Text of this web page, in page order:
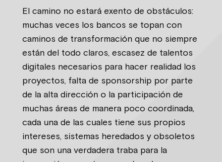
El camino no estará exento de obstáculos:
muchas veces los bancos se topan con
caminos de transformación que no siempre
están del todo claros, escasez de talentos
digitales necesarios para hacer realidad los
proyectos, falta de sponsorship por parte
de la alta dirección o la participación de
muchas áreas de manera poco coordinada,
cada una de las cuales tiene sus propios
intereses, sistemas heredados y obsoletos
que son una verdadera traba para la